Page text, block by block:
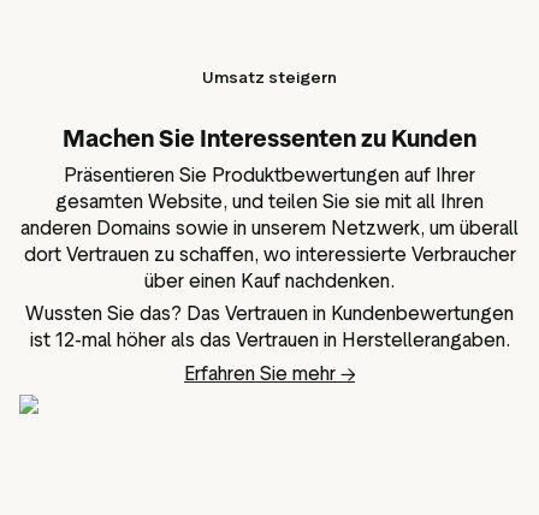
Umsatz steigern
Machen Sie Interessenten zu Kunden
Präsentieren Sie Produktbewertungen auf Ihrer
gesamten Website, und teilen Sie sie mit all Ihren
anderen Domains sowie in unserem Netzwerk, um überall
dort Vertrauen zu schaffen, wo interessierte Verbraucher
über einen Kauf nachdenken.
Wussten Sie das? Das Vertrauen in Kundenbewertungen
ist 12-mal höher als das Vertrauen in Herstellerangaben.
Erfahren Sie mehr →